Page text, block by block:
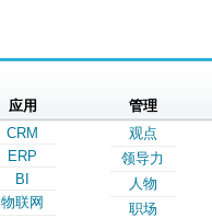
应用
CRM
ERP
BI
物联网
管理
观点
领导力
人物
职场